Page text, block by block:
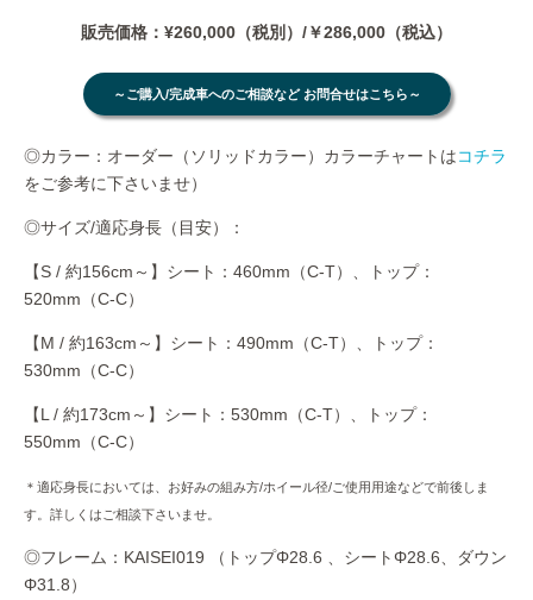
販売価格：¥260,000（税別）/￥286,000（税込）
～ご購入/完成車へのご相談など お問合せはこちら～
◎カラー：オーダー（ソリッドカラー）カラーチャートはコチラ
をご参考に下さいませ）
◎サイズ/適応身長（目安）：
【S / 約156cm～】シート：460mm（C-T）、トップ：
520mm（C-C）
【M / 約163cm～】シート：490mm（C-T）、トップ：
530mm（C-C）
【L / 約173cm～】シート：530mm（C-T）、トップ：
550mm（C-C）
＊適応身長においては、お好みの組み方/ホイール径/ご使用用途などで前後しま
す。詳しくはご相談下さいませ。
◎フレーム：KAISEI019 （トップΦ28.6 、シートΦ28.6、ダウン
Φ31.8）